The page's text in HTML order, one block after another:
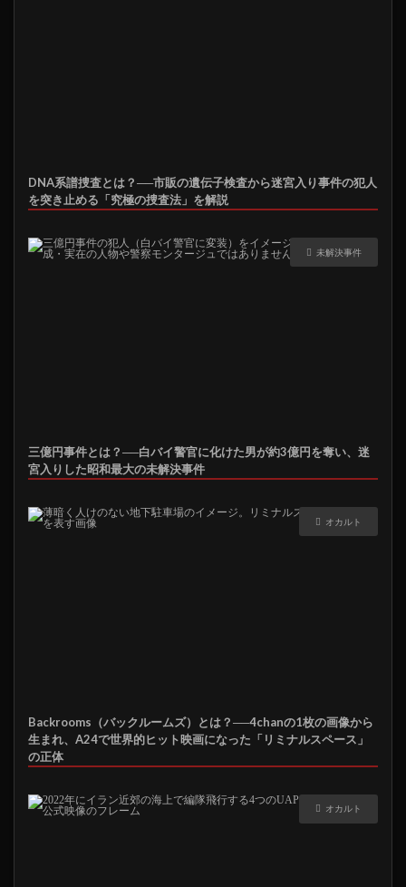
DNA系譜捜査とは？──市販の遺伝子検査から迷宮入り事件の犯人
を突き止める「究極の捜査法」を解説
未解決事件
三億円事件とは？──白バイ警官に化けた男が約3億円を奪い、迷
宮入りした昭和最大の未解決事件
オカルト
Backrooms（バックルームズ）とは？──4chanの1枚の画像から
生まれ、A24で世界的ヒット映画になった「リミナルスペース」
の正体
オカルト